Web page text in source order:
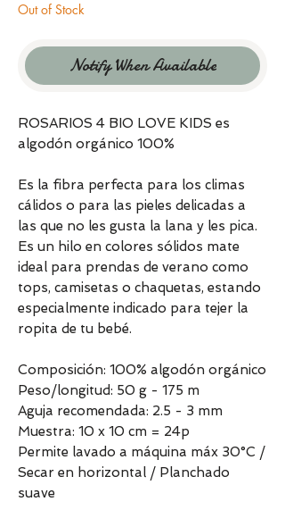
Out of Stock
Notify When Available
ROSARIOS 4 BIO LOVE KIDS es
algodón orgánico 100%
Es la fibra perfecta para los climas
cálidos o para las pieles delicadas a
las que no les gusta la lana y les pica.
Es un hilo en colores sólidos mate
ideal para prendas de verano como
tops, camisetas o chaquetas, estando
especialmente indicado para tejer la
ropita de tu bebé.
Composición: 100% algodón orgánico
Peso/longitud: 50 g - 175 m
Aguja recomendada: 2.5 - 3 mm
Muestra: 10 x 10 cm = 24p
Permite lavado a máquina máx 30°C /
Secar en horizontal / Planchado
suave